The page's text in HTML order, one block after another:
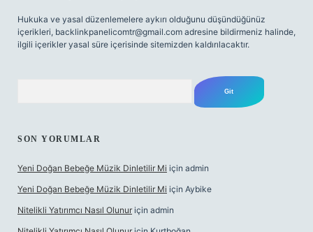
Hukuka ve yasal düzenlemelere aykırı olduğunu düşündüğünüz
içerikleri, backlinkpanelicomtr@gmail.com adresine bildirmeniz halinde,
ilgili içerikler yasal süre içerisinde sitemizden kaldırılacaktır.
SON YORUMLAR
Yeni Doğan Bebeğe Müzik Dinletilir Mi için admin
Yeni Doğan Bebeğe Müzik Dinletilir Mi için Aybike
Nitelikli Yatırımcı Nasıl Olunur için admin